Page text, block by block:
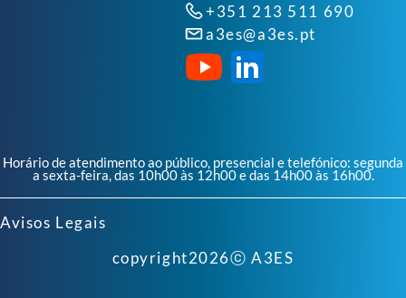
+351 213 511 690
a3es@a3es.pt
Horário de atendimento ao público, presencial e telefónico: segunda
a sexta-feira, das 10h00 às 12h00 e das 14h00 às 16h00.
Avisos Legais
copyright2026ⓒ A3ES